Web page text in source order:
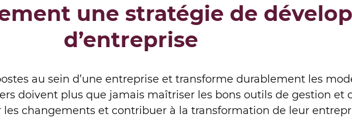
une stratégie de
d’entreprise
au sein d’une entreprise et transforme durablement les
doivent plus que jamais maîtriser les bons outils de gestion et
changements et contribuer à la transformation de leur